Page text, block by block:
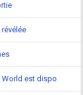
World est dispo